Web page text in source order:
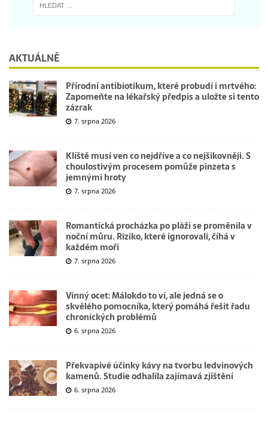
AKTUÁLNĚ
Přírodní antibiotikum, které probudí i mrtvého:
Zapomeňte na lékařský předpis a uložte si tento
zázrak
7. srpna 2026
Klíště musí ven co nejdříve a co nejšikovněji. S
choulostivým procesem pomůže pinzeta s
jemnými hroty
7. srpna 2026
Romantická procházka po pláži se proměnila v
noční můru. Riziko, které ignorovali, číhá v
každém moři
7. srpna 2026
Vinný ocet: Málokdo to ví, ale jedná se o
skvělého pomocníka, který pomáhá řešit řadu
chronických problémů
6. srpna 2026
Překvapivé účinky kávy na tvorbu ledvinových
kamenů. Studie odhalila zajímavá zjištění
6. srpna 2026